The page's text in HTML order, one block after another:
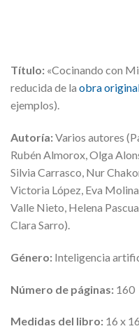
Título: «Cocinando con
reducida de la obra
ejemplos).
Autoría:Varios autores
Rubén Almorox, Olga
Silvia Carrasco, Nur
Victoria López, Eva
Valle Nieto, Helena
Clara Sarro).
Género: Inteligencia
Número de páginas: 160
Medidas del libro: 16 x